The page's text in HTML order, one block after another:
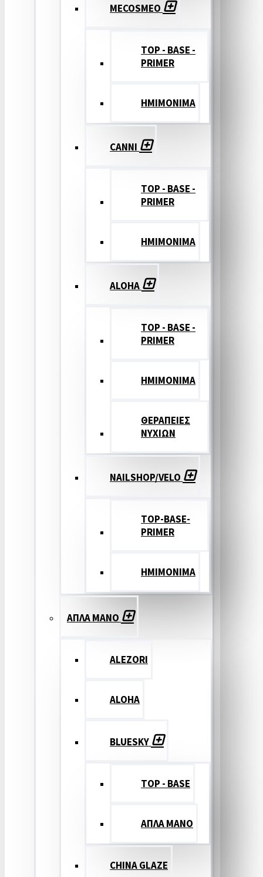
MECOSMEO
TOP - BASE -
PRIMER
ΗΜΙΜΟΝΙΜΑ
CANNI
TOP - BASE -
PRIMER
ΗΜΙΜΟΝΙΜΑ
ALOHA
TOP - BASE -
PRIMER
ΗΜΙΜΟΝΙΜΑ
ΘΕΡΑΠΕΙΕΣ
ΝΥΧΙΩΝ
NAILSHOP/VELO
TOP-BASE-
PRIMER
ΗΜΙΜΟΝΙΜΑ
ΑΠΛΑ ΜΑΝΟ
ALEZORI
ALOHA
BLUESKY
TOP - BASE
ΑΠΛΑ ΜΑΝΟ
CHINA GLAZE